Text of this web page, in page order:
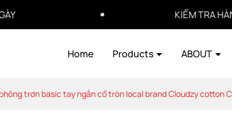
KIỂM TRA HÀNG
Home Products ABOUT
trơn basic tay ngắn cổ tròn local brand Cloudzy cotton